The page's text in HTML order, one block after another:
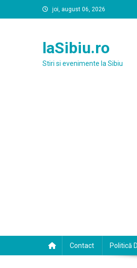
to
joi, august 06, 2026
laSibiu.ro
Stiri si evenimente la Sibiu
Contact Politică